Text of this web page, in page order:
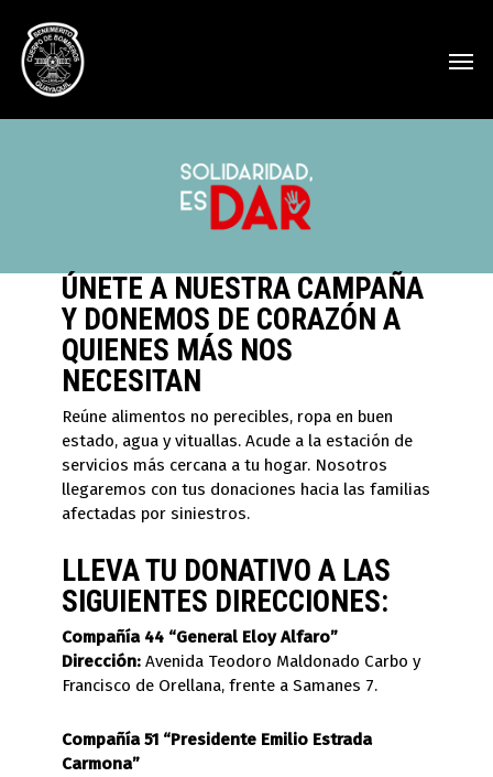
ÚNETE A NUESTRA CAMPAÑA
Y DONEMOS DE CORAZÓN A
QUIENES MÁS NOS
NECESITAN
Reúne alimentos no perecibles, ropa en buen
estado, agua y vituallas. Acude a la estación de
servicios más cercana a tu hogar. Nosotros
llegaremos con tus donaciones hacia las familias
afectadas por siniestros.
LLEVA TU DONATIVO A LAS
SIGUIENTES DIRECCIONES:
Compañía 44 “General Eloy Alfaro”
Dirección: Avenida Teodoro Maldonado Carbo y
Francisco de Orellana, frente a Samanes 7.
Compañía 51 “Presidente Emilio Estrada
Carmona”